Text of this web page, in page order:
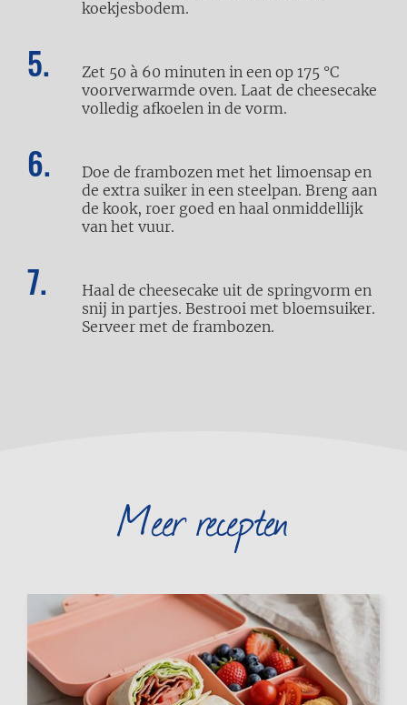
koekjesbodem.
Zet 50 à 60 minuten in een op 175 °C
voorverwarmde oven. Laat de cheesecake
volledig afkoelen in de vorm.
Doe de frambozen met het limoensap en
de extra suiker in een steelpan. Breng aan
de kook, roer goed en haal onmiddellijk
van het vuur.
Haal de cheesecake uit de springvorm en
snij in partjes. Bestrooi met bloemsuiker.
Serveer met de frambozen.
Meer recepten